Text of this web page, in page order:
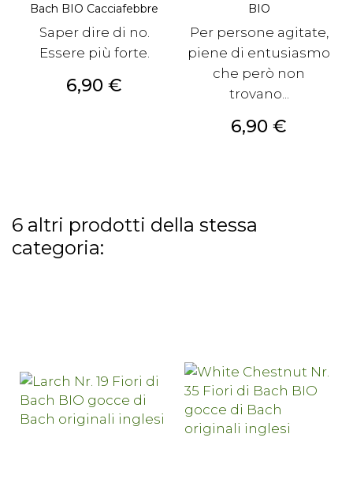
Bach BIO Cacciafebbre
Saper dire di no.
Essere più forte.
Prezzo
6,90 €
BIO
Per persone agitate,
piene di entusiasmo
che però non
trovano...
Prezzo
6,90 €
6 altri prodotti della stessa
categoria: